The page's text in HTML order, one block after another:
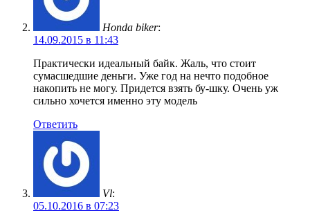
Honda biker:
14.09.2015 в 11:43
Практически идеальный байк. Жаль, что стоит
сумасшедшие деньги. Уже год на нечто подобное
накопить не могу. Придется взять бу-шку. Очень уж
сильно хочется именно эту модель
Ответить
Vl:
05.10.2016 в 07:23